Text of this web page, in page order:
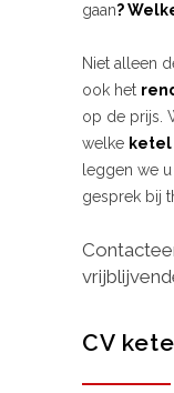
gaan?
Niet alleen
ook het
op de prijs.
welke ketel
leggen we
gesprek bij
CV